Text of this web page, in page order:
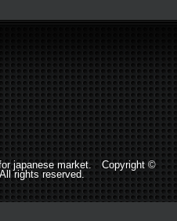
japanese market. Copyright ©
rights reserved.